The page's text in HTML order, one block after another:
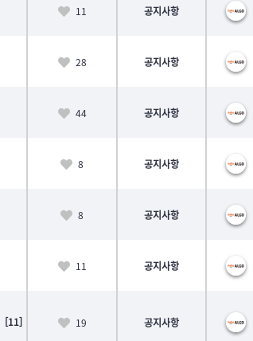
11 공지사항
28 공지사항
44 공지사항
8 공지사항
8 공지사항
11 공지사항
[11] 19 공지사항